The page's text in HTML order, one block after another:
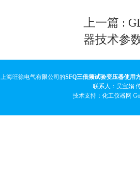
上一篇 :
器技术参
上海旺徐电气有限公司的SFQ三倍频试验变压器使用
联系人：吴宝娟
技术支持：化工仪器网